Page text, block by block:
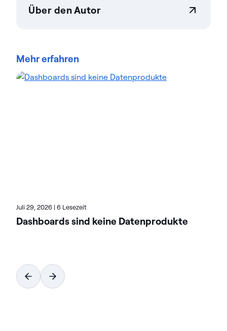
Über den Autor
Unternehmen vertrauen auf Datenmanagement
komplexe Datenumgebungen zu optimieren und
Mehr erfahren
Juli 29, 2026 | 6 Lesezeit
Dashboards sind keine Datenprodukte